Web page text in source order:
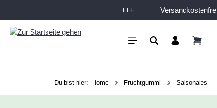
+++
Du bist hier: Home Fruchtgummi Saisonales